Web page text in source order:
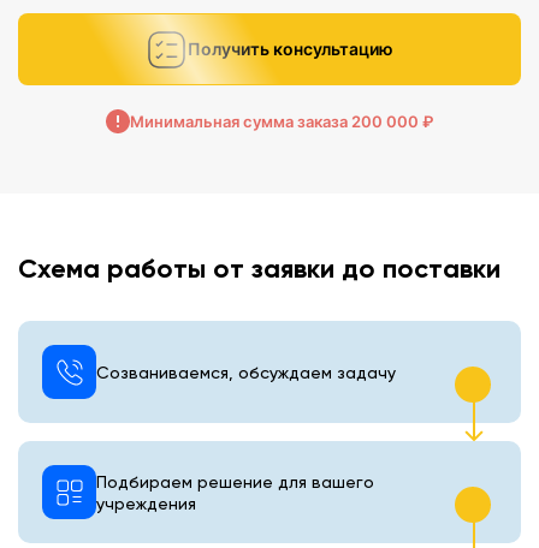
Получить консультацию
Минимальная сумма заказа 200 000 ₽
Схема работы от заявки до поставки
Созваниваемся, обсуждаем задачу
Подбираем решение для вашего
учреждения